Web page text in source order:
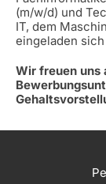
(m/w/d) und
IT, dem
eingeladen
Wir freuen uns